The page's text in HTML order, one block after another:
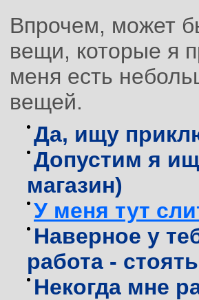
Впрочем, может
вещи, которые я
меня есть
вещей.
Да, ищу
Допустим я
магазин)
У меня тут
Наверное у
работа -
Некогда мне